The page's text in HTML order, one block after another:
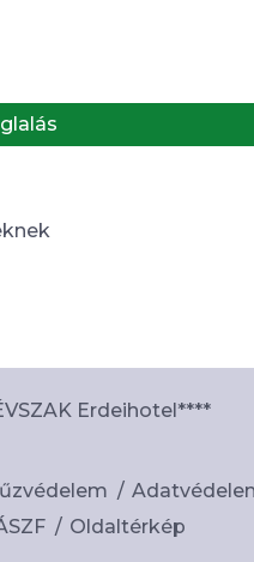
Erdeihotel****
Oldaltérkép